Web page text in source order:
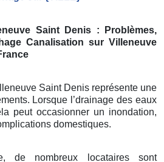
Saint Denis : Problèmes,
Canalisation sur Villeneuve
Saint Denis représente une
Lorsque l’drainage des eaux
peut occasionner un inondation,
domestiques.
de nombreux locataires sont